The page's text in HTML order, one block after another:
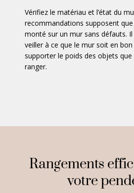
Vérifiez le matériau et l’état du
recommandations supposent
monté sur un mur sans défauts.
veiller à ce que le mur soit en
supporter le poids des objets
ranger.
Rangements
votre